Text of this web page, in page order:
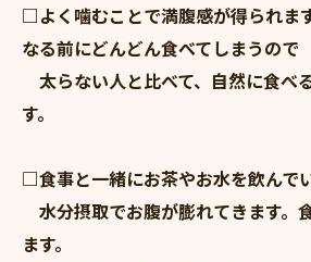
□よく噛むことで満腹感が得られま
なる前にどんどん食べてしまうので
太らない人と比べて、自然に食べ
す。
□食事と一緒にお茶やお水を飲んで
水分摂取でお腹が膨れてきます。
ます。